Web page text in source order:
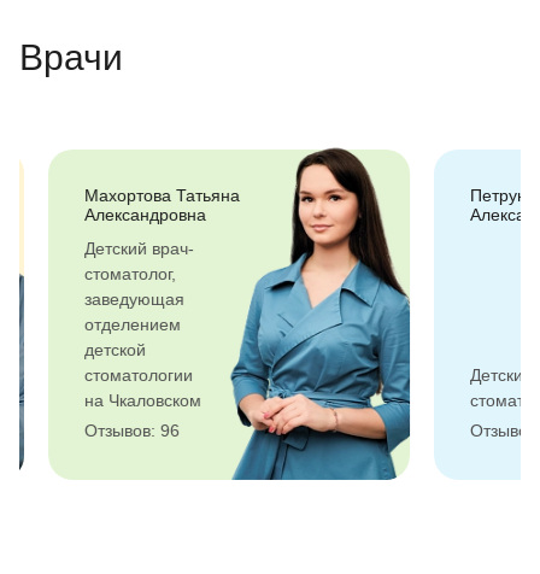
Врачи
Махортова Татьяна
Александровна
Детский врач-
стоматолог,
заведующая
отделением
детской
стоматологии
на Чкаловском
Отзывов: 96
Петруня
Детский
стоматолог
Отзывов: 33